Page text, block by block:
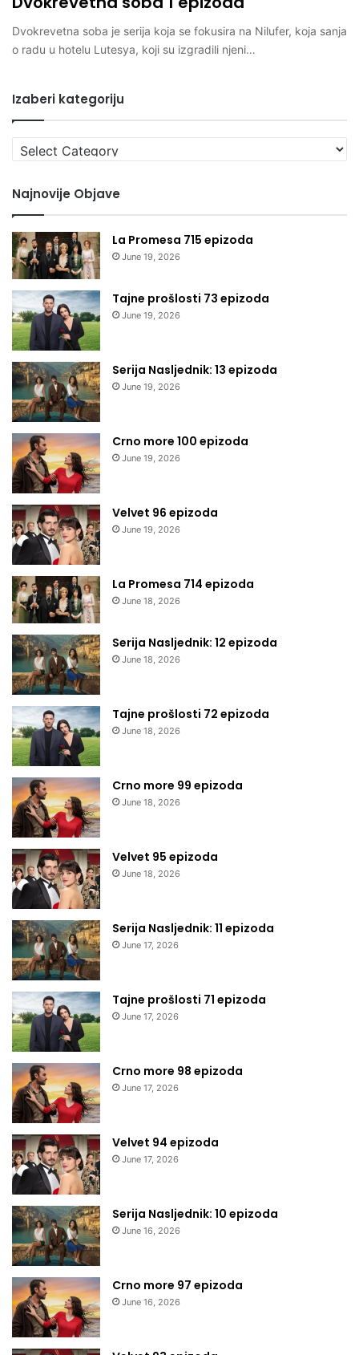
Dvokrevetna soba je serija koja se fokusira na Nilufer, koja sanja
o radu u hotelu Lutesya, koji su izgradili njeni…
Izaberi kategoriju
Izaberi
kategoriju
Najnovije Objave
La Promesa 715 epizoda
June 19, 2026
Tajne prošlosti 73 epizoda
June 19, 2026
Serija Nasljednik: 13 epizoda
June 19, 2026
Crno more 100 epizoda
June 19, 2026
Velvet 96 epizoda
June 19, 2026
La Promesa 714 epizoda
June 18, 2026
Serija Nasljednik: 12 epizoda
June 18, 2026
Tajne prošlosti 72 epizoda
June 18, 2026
Crno more 99 epizoda
June 18, 2026
Velvet 95 epizoda
June 18, 2026
Serija Nasljednik: 11 epizoda
June 17, 2026
Tajne prošlosti 71 epizoda
June 17, 2026
Crno more 98 epizoda
June 17, 2026
Velvet 94 epizoda
June 17, 2026
Serija Nasljednik: 10 epizoda
June 16, 2026
Crno more 97 epizoda
June 16, 2026